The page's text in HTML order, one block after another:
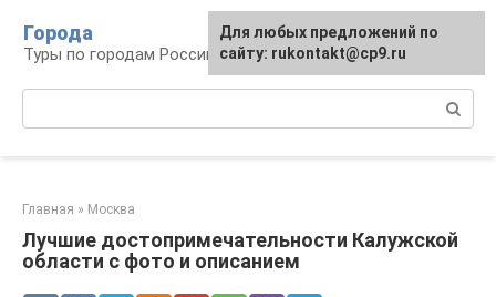
контенту
Города
Туры по городам Российской Федерации
Главная » Москва
Лучшие достопримечательности Калужской
области с фото и описанием
Для любых предложений по
сайту: rukontakt@cp9.ru